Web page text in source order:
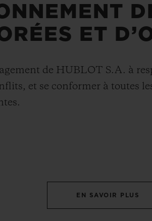
ET
de HUBLOT S.A. à
et se conformer à toutes
EN SAVOIR PLUS